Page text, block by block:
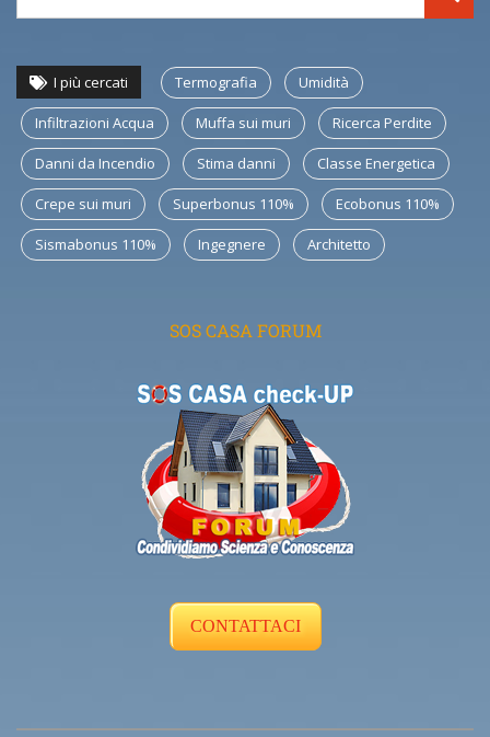
I più cercati Termografia Umidità
Infiltrazioni Acqua Muffa sui muri Ricerca Perdite
Danni da Incendio Stima danni Classe Energetica
Crepe sui muri Superbonus 110% Ecobonus 110%
Sismabonus 110% Ingegnere Architetto
SOS CASA FORUM
CONTATTACI